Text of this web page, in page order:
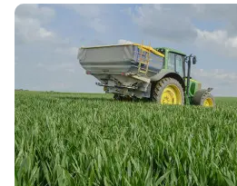
Fertilisation azotée des
prendre en compte pour le
totale
Le raisonnement du calcul de la
céréales à paille peut dépendre...
22 JANV. 2026